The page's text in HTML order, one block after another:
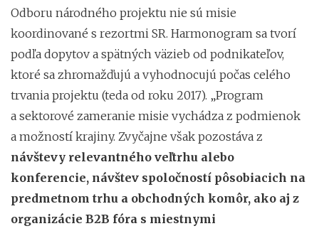
Odboru národného projektu nie sú misie
koordinované s rezortmi SR. Harmonogram sa tvorí
podľa dopytov a spätných väzieb od podnikateľov,
ktoré sa zhromažďujú a vyhodnocujú počas celého
trvania projektu (teda od roku 2017). „Program
a sektorové zameranie misie vychádza z podmienok
a možností krajiny. Zvyčajne však pozostáva z
návštevy relevantného veľtrhu alebo
konferencie, návštev spoločností pôsobiacich na
predmetnom trhu a obchodných komôr, ako aj z
organizácie B2B fóra s miestnymi